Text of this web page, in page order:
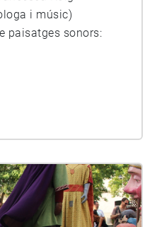
i músic)
paisatges sonors: